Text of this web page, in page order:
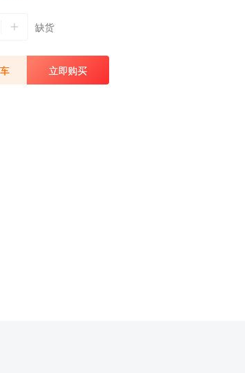
缺货
立即购买